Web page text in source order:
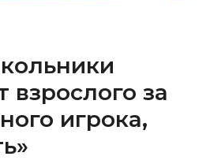
за
игрока,